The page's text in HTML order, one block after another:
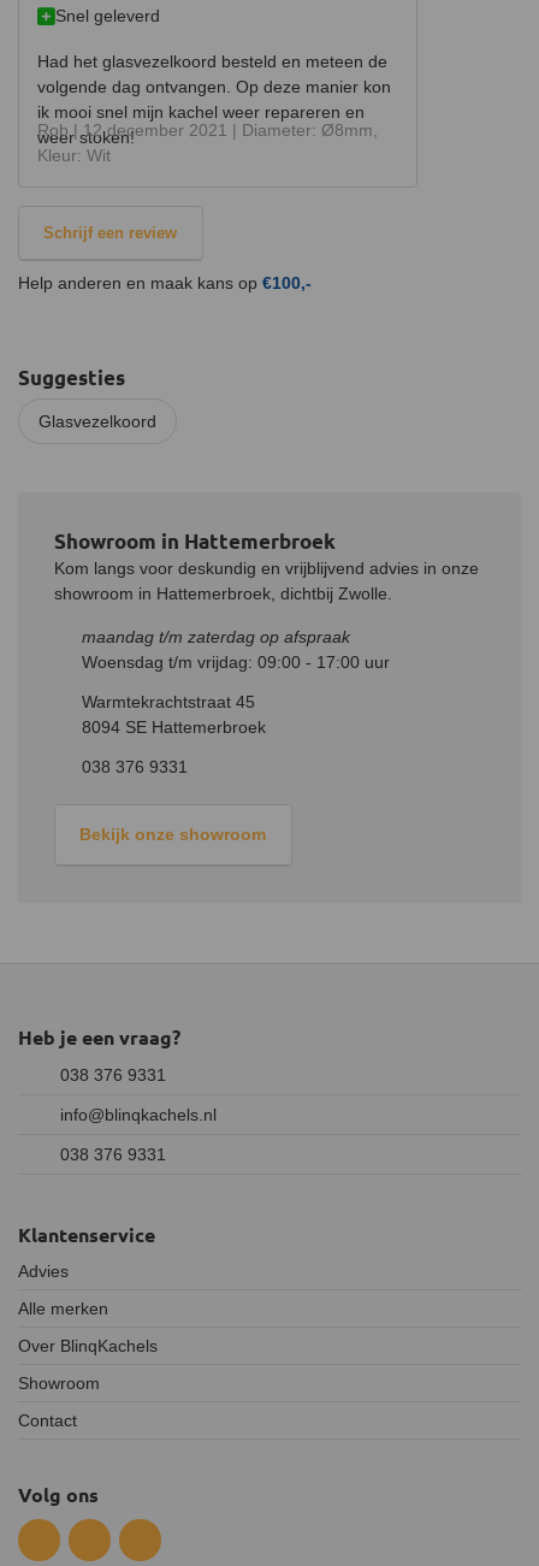
Rob | 12 december 2021 | Diameter: Ø8mm,
Kleur: Wit
Snel geleverd
Had het glasvezelkoord besteld en meteen de
volgende dag ontvangen. Op deze manier kon
ik mooi snel mijn kachel weer repareren en
weer stoken!
Schrijf een review
Help anderen en maak kans op €100,-
Suggesties
Glasvezelkoord
Showroom in Hattemerbroek
Kom langs voor deskundig en vrijblijvend advies in onze
showroom in Hattemerbroek, dichtbij Zwolle.
maandag t/m zaterdag op afspraak
Woensdag t/m vrijdag: 09:00 - 17:00 uur
Warmtekrachtstraat 45
8094 SE Hattemerbroek
038 376 9331
Bekijk onze showroom
Heb je een vraag?
038 376 9331
info@blinqkachels.nl
038 376 9331
Klantenservice
Advies
Alle merken
Over BlinqKachels
Showroom
Contact
Volg ons